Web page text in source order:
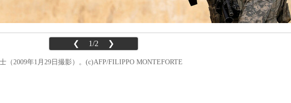
❮ 1/2 ❯
（2009年1月29日撮影）。(c)AFP/FILIPPO MONTEFORTE